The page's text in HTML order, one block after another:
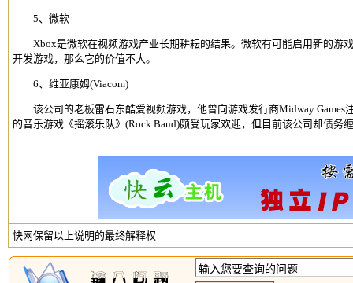
5、微软
Xbox是微软在视频游戏产业长期耕耘的结果。微软有可能启用新的游
开发游戏，那么它的价值不大。
6、维亚康姆(Viacom)
该公司的老板雷石东酷爱视频游戏，他曾向游戏发行商Midway Games
的音乐游戏《摇滚乐队》(Rock Band)颇受玩家欢迎，但目前该公司却债务
快网保留以上说明的最终解释权